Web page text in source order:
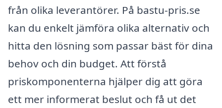
från olika leverantörer. På bastu-pris.se
kan du enkelt jämföra olika alternativ och
hitta den lösning som passar bäst för dina
behov och din budget. Att förstå
priskomponenterna hjälper dig att göra
ett mer informerat beslut och få ut det